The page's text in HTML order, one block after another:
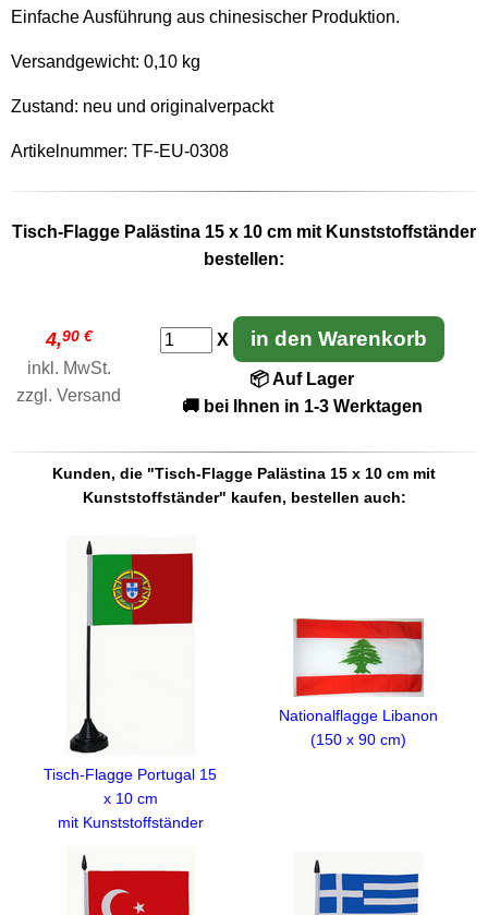
Einfache Ausführung aus chinesischer Produktion.
Versandgewicht: 0,10 kg
Zustand: neu und originalverpackt
Artikelnummer: TF-EU-0308
Tisch-Flagge Palästina 15 x 10 cm mit Kunststoffständer
bestellen:
4,90 €
inkl. MwSt.
zzgl. Versand
X in den Warenkorb
📦 Auf Lager
🚚 bei Ihnen in 1-3 Werktagen
Kunden, die "Tisch-Flagge Palästina 15 x 10 cm mit
Kunststoffständer" kaufen, bestellen auch:
Tisch-Flagge Portugal 15
x 10 cm
mit Kunststoffständer
Nationalflagge Libanon
(150 x 90 cm)